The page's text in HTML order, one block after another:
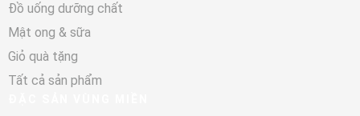
Đồ uống dưỡng chất
Mật ong & sữa
Giỏ quà tặng
Tất cả sản phẩm